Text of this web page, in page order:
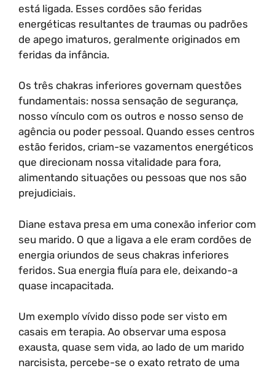
está ligada. Esses cordões são feridas
energéticas resultantes de traumas ou padrões
de apego imaturos, geralmente originados em
feridas da infância.
Os três chakras inferiores governam questões
fundamentais: nossa sensação de segurança,
nosso vínculo com os outros e nosso senso de
agência ou poder pessoal. Quando esses centros
estão feridos, criam-se vazamentos energéticos
que direcionam nossa vitalidade para fora,
alimentando situações ou pessoas que nos são
prejudiciais.
Diane estava presa em uma conexão inferior com
seu marido. O que a ligava a ele eram cordões de
energia oriundos de seus chakras inferiores
feridos. Sua energia fluía para ele, deixando-a
quase incapacitada.
Um exemplo vívido disso pode ser visto em
casais em terapia. Ao observar uma esposa
exausta, quase sem vida, ao lado de um marido
narcisista, percebe-se o exato retrato de uma